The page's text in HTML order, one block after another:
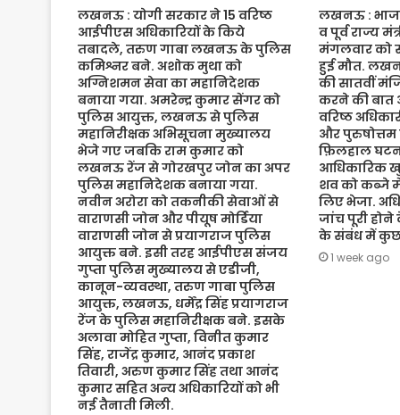
लखनऊ : योगी सरकार ने 15 वरिष्ठ
आईपीएस अधिकारियों के किये
तबादले, तरुण गाबा लखनऊ के पुलिस
कमिश्नर बने. अशोक मुथा को
अग्निशमन सेवा का महानिदेशक
बनाया गया. अमरेन्द्र कुमार सेंगर को
पुलिस आयुक्त, लखनऊ से पुलिस
महानिरीक्षक अभिसूचना मुख्यालय
भेजे गए जबकि राम कुमार को
लखनऊ रेंज से गोरखपुर जोन का अपर
पुलिस महानिदेशक बनाया गया.
नवीन अरोरा को तकनीकी सेवाओं से
वाराणसी जोन और पीयूष मोर्डिया
वाराणसी जोन से प्रयागराज पुलिस
आयुक्त बने. इसी तरह आईपीएस संजय
गुप्ता पुलिस मुख्यालय से एडीजी,
कानून-व्यवस्था, तरुण गाबा पुलिस
आयुक्त, लखनऊ, धर्मेंद्र सिंह प्रयागराज
रेंज के पुलिस महानिरीक्षक बने. इसके
अलावा मोहित गुप्ता, विनीत कुमार
सिंह, राजेंद्र कुमार, आनंद प्रकाश
तिवारी, अरुण कुमार सिंह तथा आनंद
कुमार सहित अन्य अधिकारियों को भी
नई तैनाती मिली.
लखनऊ :
व पूर्व राज्य
मंगलवार को
हुई मौत.
की सातवीं
करने की
वरिष्ठ
और
फ़िलहाल
आधिकारिक
शव को कब्जे
लिए भेजा.
जांच पूरी होने
के संबंध में कुछ
1 week ago